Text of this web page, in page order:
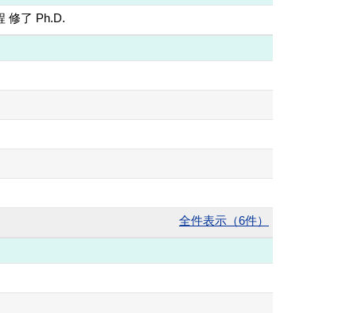
修了 Ph.D.
全件表示（6件）